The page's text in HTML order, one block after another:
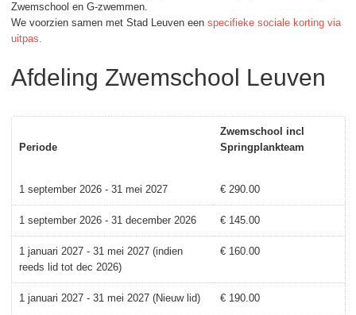
Zwemschool en G-zwemmen.
We voorzien samen met Stad Leuven eenspecifieke sociale korting via
uitpas.
Afdeling Zwemschool Leuven
Periode
Zwemschool incl
Springplankteam
1 september 2026 - 31 mei 2027 € 290.00
1 september 2026 - 31 december 2026 € 145.00
1 januari 2027 - 31 mei 2027 (indien
reeds lid tot dec 2026)
€ 160.00
1 januari 2027 - 31 mei 2027 (Nieuw lid) € 190.00